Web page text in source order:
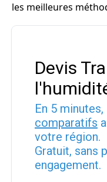
les meilleures
Devis
En 5
comparatifs
votre région.
Gratuit, sans
engagement.